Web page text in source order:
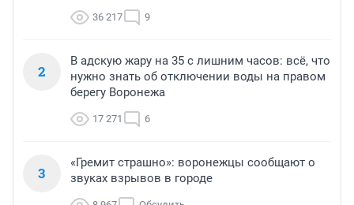
36 217 9
2
В адскую жару на 35 с лишним часов: всё, что
нужно знать об отключении воды на правом
берегу Воронежа
17 271 6
3
«Гремит страшно»: воронежцы сообщают о
звуках взрывов в городе